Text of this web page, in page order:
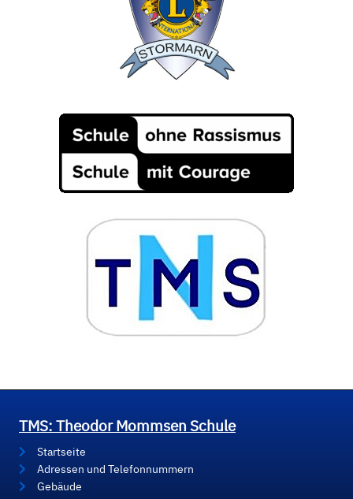
TMS: Theodor Mommsen Schule
Startseite
Adressen und Telefonnummern
Gebäude